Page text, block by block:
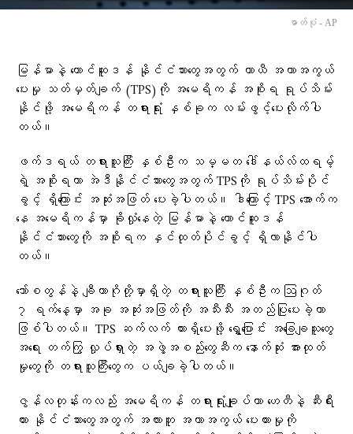
ဓာတ်ပုံ - AP
မြန်မာနဲ့ တောင်ဆူဒန် နိုင်ငံသားတွေအတွက် ယာယီ အကာအကွယ်
ပေးမှု သတ်မှတ်ချက် (TPS)ကို အမေရိကန် အစိုးရ ရုပ်သိမ်း
နိုင်ဖို့ အမေရိကန် တရားရုံး နှစ်ခုက လမ်းဖွင့်ပေးလိုက်ပါ
တယ်။
ဖက်ဒရယ် တရားသူကြီး နှစ်ဦးက သမ္မတ ဒေါ်နယ်လ်ထရမ့်
ရဲ့ အစိုးရဟာ အဲဒီနိုင်ငံသားတွေအတွက် TPSကို ရုပ်သိမ်းပိုင်
ခွင့် ရှိကြောင်း အဆုံးအဖြတ် ပေးခဲ့ပါတယ်။ ဒါကြောင့် TPS အောက်က
နေ အမေရိကန်မှာ ခိုလှုံနေတဲ့ မြန်မာနဲ့ တောင်ဆူဒန်
နိုင်ငံသားတွေကို အစိုးရက နှင်ထုတ်ပိုင်ခွင့် ရှိလာနိုင်ပါ
တယ်။
ဘော်စတွန်နဲ့ ချီကာဂိုတို့မှာရှိတဲ့ တရားသူကြီး နှစ်ဦးက ဩဂုတ်
၇ ရက်နေ့မှာ အခု အဆုံးအဖြတ်ကို အသီးသီး အတည်ပြုပေးခဲ့တာ
ဖြစ်ပါတယ်။ TPS ဆက်လက် ထားရှိပေးဖို့ ရွှေ့ပြောင်း အခြေချသူတွေ
အရေး တက်ကြွ လှုပ်ရှားတဲ့ အဖွဲ့အစည်းတွေဆီက နောက်ဆုံး အားထုတ်
မှုတွေကို တရားသူကြီးတွေက ပယ်ချခဲ့ပါတယ်။
ဇွန်လတုန်းကလည်း အမေရိကန် တရားရုံးချုပ်ဟာ ဟေတီနဲ့ ဆီးရီး
ယား နိုင်ငံသားတွေအတွက် အလားတူ အကာအကွယ် ပေးထားမှုကို